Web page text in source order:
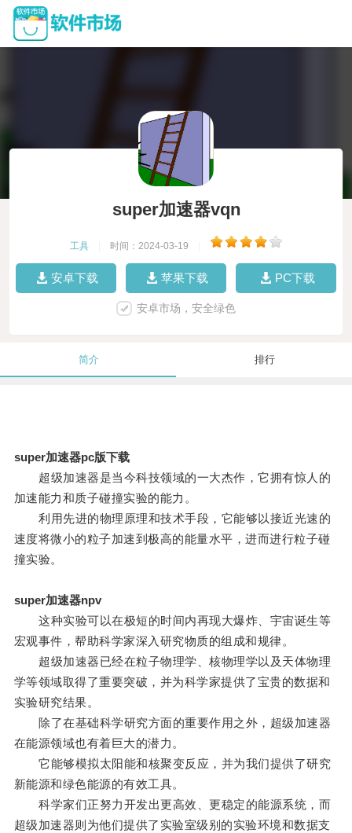
super加速器vqn
工具 时间：2024-03-19
安卓下载 苹果下载 PC下载
安卓市场，安全绿色
简介 排行
super加速器pc版下载
超级加速器是当今科技领域的一大杰作，它拥有惊人的
加速能力和质子碰撞实验的能力。
利用先进的物理原理和技术手段，它能够以接近光速的
速度将微小的粒子加速到极高的能量水平，进而进行粒子碰
撞实验。
super加速器npv
这种实验可以在极短的时间内再现大爆炸、宇宙诞生等
宏观事件，帮助科学家深入研究物质的组成和规律。
超级加速器已经在粒子物理学、核物理学以及天体物理
学等领域取得了重要突破，并为科学家提供了宝贵的数据和
实验研究结果。
除了在基础科学研究方面的重要作用之外，超级加速器
在能源领域也有着巨大的潜力。
它能够模拟太阳能和核聚变反应，并为我们提供了研究
新能源和绿色能源的有效工具。
科学家们正努力开发出更高效、更稳定的能源系统，而
超级加速器则为他们提供了实验室级别的实验环境和数据支